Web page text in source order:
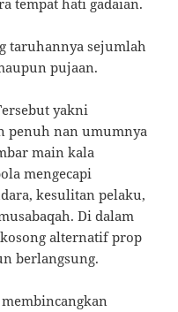
tempat hati gadaian.
taruhannya sejumlah
pujaan.
yakni
penuh nan umumnya
main kala
mengecapi
kesulitan pelaku,
Di dalam
alternatif prop
berlangsung.